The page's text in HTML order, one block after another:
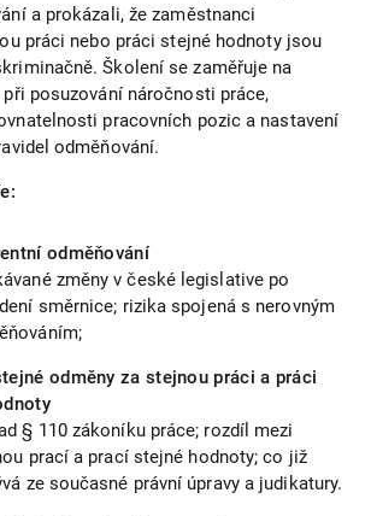
a prokázali, že zaměstnanci
práci nebo práci stejné hodnoty jsou
Školení se zaměřuje na
posuzování náročnosti práce,
pracovních pozic a nastavení
odměňování.
odměňování
změny v české legislative po
směrnice; rizika spojená s nerovným
odměny za stejnou práci a práci
§ 110 zákoníku práce; rozdíl mezi
prací a prací stejné hodnoty; co již
ze současné právní úpravy a judikatury.